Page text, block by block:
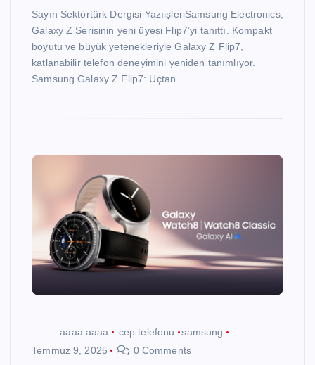
Sayın Sektörtürk Dergisi YazıişleriSamsung Electronics,
Galaxy Z Serisinin yeni üyesi Flip7’yi tanıttı. Kompakt
boyutu ve büyük yetenekleriyle Galaxy Z Flip7,
katlanabilir telefon deneyimini yeniden tanımlıyor.
Samsung Galaxy Z Flip7: Uçtan…
aaaa aaaa cep telefonu
samsung
Temmuz 9, 2025
0 Comments